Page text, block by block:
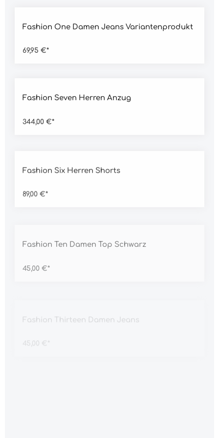
Fashion One Damen Jeans Variantenprodukt
69,95 €*
Fashion Seven Herren Anzug
344,00 €*
Fashion Six Herren Shorts
89,00 €*
Fashion Ten Damen Top Schwarz
45,00 €*
Fashion Thirteen Damen Jeans
45,00 €*